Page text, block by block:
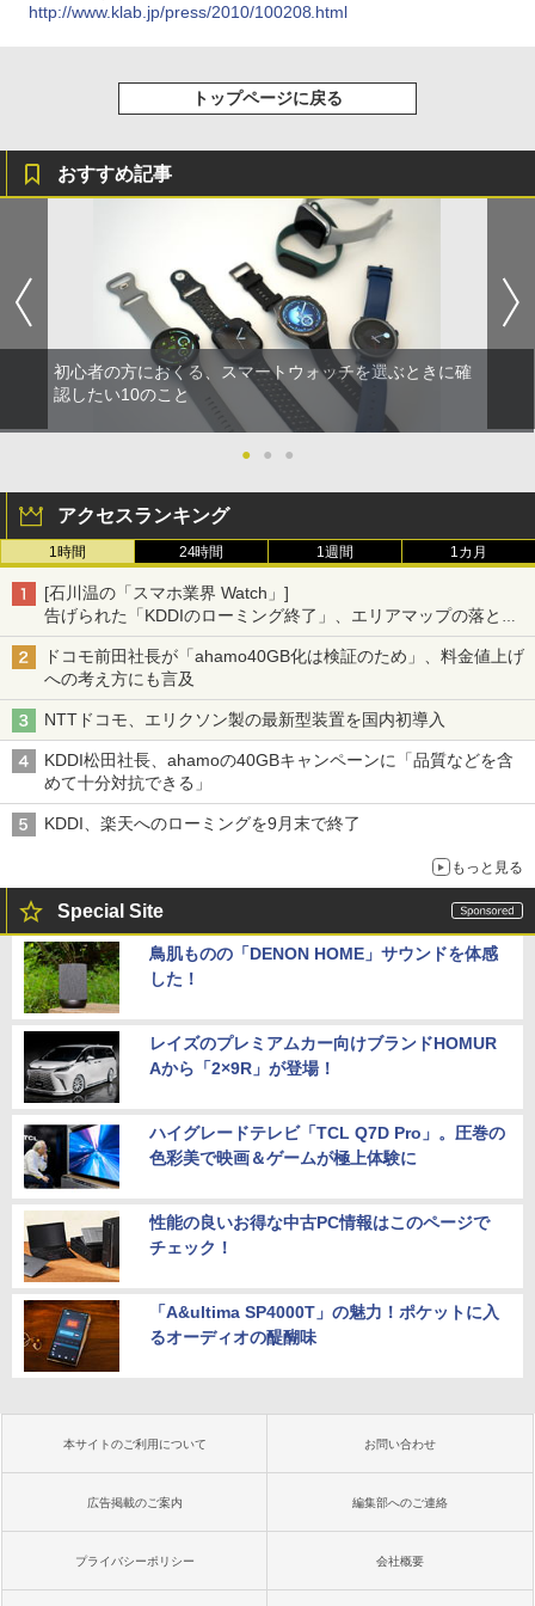
http://www.klab.jp/press/2010/100208.html
トップページに戻る
おすすめ記事
初心者の方におくる、スマートウォッチを選ぶときに確
認したい10のこと
● ● ●
アクセスランキング
1時間 24時間 1週間 1カ月
[石川温の「スマホ業界 Watch」]
告げられた「KDDIのローミング終了」、エリアマップの落とし
穴と楽天モバイルの課題
ドコモ前田社長が「ahamo40GB化は検証のため」、料金値上げ
への考え方にも言及
NTTドコモ、エリクソン製の最新型装置を国内初導入
KDDI松田社長、ahamoの40GBキャンペーンに「品質などを含
めて十分対抗できる」
KDDI、楽天へのローミングを9月末で終了
もっと見る
Special Site
鳥肌ものの「DENON HOME」サウンドを体感
した！
レイズのプレミアムカー向けブランドHOMUR
Aから「2×9R」が登場！
ハイグレードテレビ「TCL Q7D Pro」。圧巻の
色彩美で映画＆ゲームが極上体験に
性能の良いお得な中古PC情報はこのページで
チェック！
「A&ultima SP4000T」の魅力！ポケットに入
るオーディオの醍醐味
本サイトのご利用について お問い合わせ
広告掲載のご案内 編集部へのご連絡
プライバシーポリシー 会社概要